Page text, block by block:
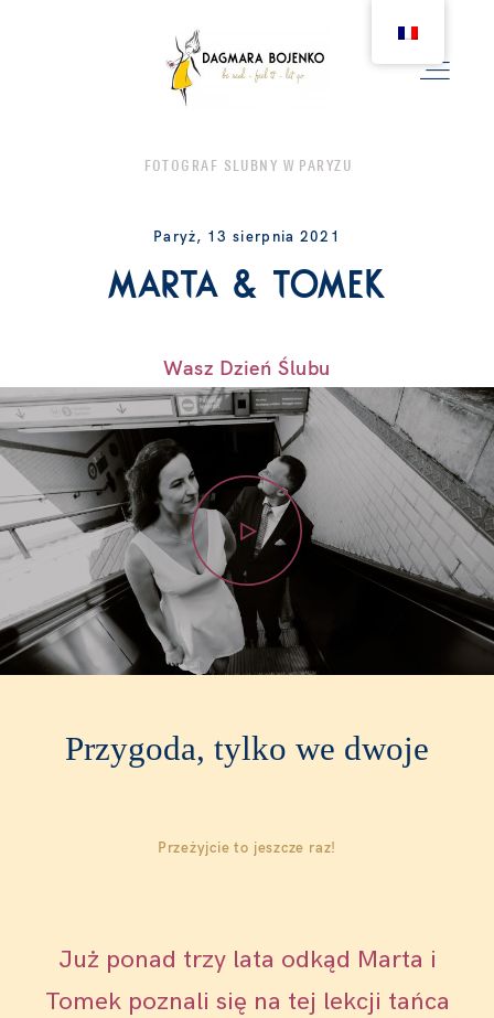
COUPLE
NAISSANCE
FAMILLE
FEMMES
MOI ?
CONTACT
FOTOGRAF SLUBNY W PARYZU
Paryż, 13 sierpnia 2021
Marta & tomek
Przygoda, tylko we dwoje
Wasz Dzień Ślubu
Przeżyjcie to jeszcze raz!
Już ponad trzy lata odkąd Marta i
Tomek poznali się na tej lekcji tańca